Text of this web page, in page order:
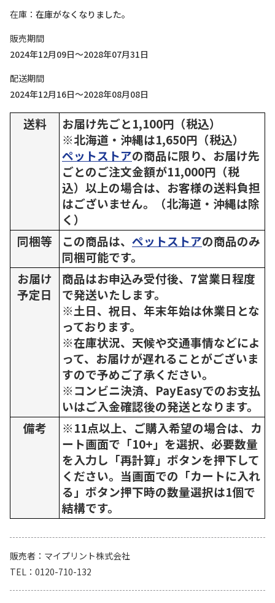
在庫
在庫がなくなりました。
販売期間
2024年12月09日～2028年07月31日
配送期間
2024年12月16日～2028年08月08日
送料
お届け先ごと1,100円（税込）
※北海道・沖縄は1,650円（税込）
ペットストアの商品に限り、お届け先
ごとのご注文金額が11,000円（税
込）以上の場合は、お客様の送料負担
はございません。（北海道・沖縄は除
く）
同梱等
この商品は、 ペットストアの商品のみ
同梱可能です。
お届け
予定日
商品はお申込み受付後、7営業日程度
で発送いたします。
※土日、祝日、年末年始は休業日とな
っております。
※在庫状況、天候や交通事情などによ
って、お届けが遅れることがございま
すので予めご了承ください。
※コンビニ決済、PayEasyでのお支払
いはご入金確認後の発送となります。
備考
※11点以上、ご購入希望の場合は、カ
ート画面で「10+」を選択、必要数量
を入力し「再計算」ボタンを押下して
ください。当画面での「カートに入れ
る」ボタン押下時の数量選択は1個で
結構です。
販売者
マイプリント株式会社
TEL
0120-710-132